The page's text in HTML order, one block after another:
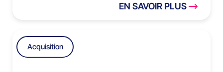
EN SAVOIR PLUS
Acquisition